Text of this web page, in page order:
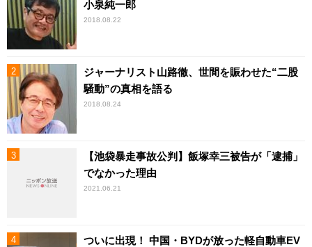
小泉純一郎
2018.08.22
ジャーナリスト山路徹、世間を賑わせた“二股
騒動”の真相を語る
2018.08.24
【池袋暴走事故公判】飯塚幸三被告が「逮捕」
でなかった理由
2021.06.21
ついに出現！ 中国・BYDが放った軽自動車EV